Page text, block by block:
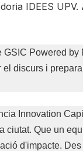
IDEES
Powered by
discurs i
Innovation
ciutat. Que un
d'impacte.